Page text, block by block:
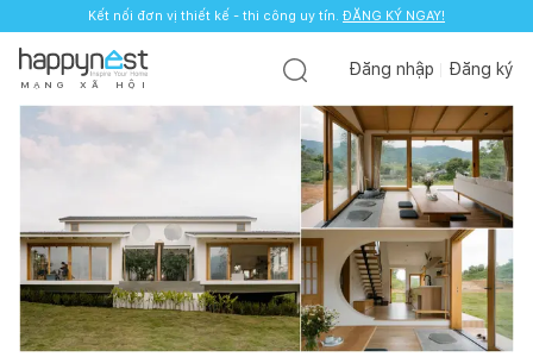
Kết nối đơn vị thiết kế - thi công uy tín. ĐĂNG KÝ NGAY!
M Ạ N G X Ã H Ộ I
Đăng nhập Đăng ký